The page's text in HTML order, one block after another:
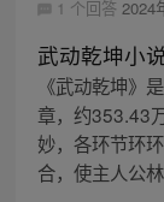
1 个回答 2024
武动乾坤小
《武动乾坤》
章，约353.43
妙，各环节环
合，使主人公